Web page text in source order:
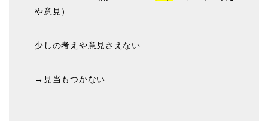
や意見）
少しの考えや意見さえない
→見当もつかない